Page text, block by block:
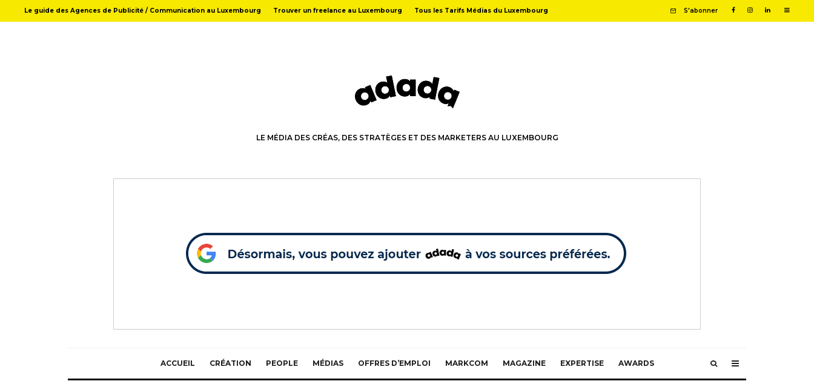
Le guide des Agences de Publicité / Communication au Luxembourg Trouver un freelance au Luxembourg Tous les Tarifs Médias du Luxembourg S'abonner
LE MÉDIA DES CRÉAS, DES STRATÈGES ET DES MARKETERS AU LUXEMBOURG
ACCUEIL CRÉATION PEOPLE MÉDIAS OFFRES D’EMPLOI MARKCOM MAGAZINE EXPERTISE AWARDS